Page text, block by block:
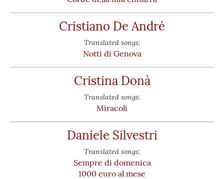
Cristiano De André
Translated songs:
Notti di Genova
Cristina Donà
Translated songs:
Miracoli
Daniele Silvestri
Translated songs:
Sempre di domenica
1000 euro al mese